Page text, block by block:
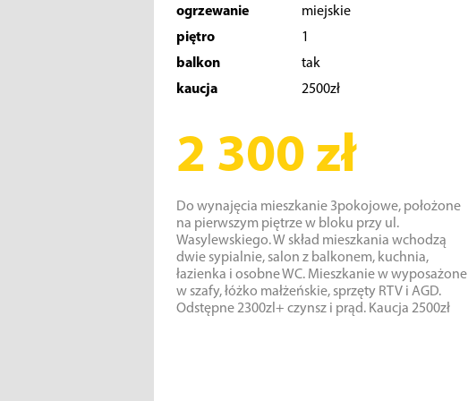
ogrzewanie
miejskie
piętro
1
balkon
tak
kaucja
2500zł
2 300 zł
Do wynajęcia mieszkanie 3pokojowe, położone
na pierwszym piętrze w bloku przy ul.
Wasylewskiego. W skład mieszkania wchodzą
dwie sypialnie, salon z balkonem, kuchnia,
łazienka i osobne WC. Mieszkanie w wyposażone
w szafy, łóżko małżeńskie, sprzęty RTV i AGD.
Odstępne 2300zl+ czynsz i prąd. Kaucja 2500zł